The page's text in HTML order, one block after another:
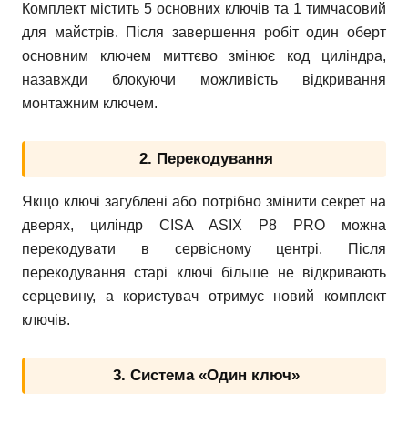
Комплект містить 5 основних ключів та 1 тимчасовий
для майстрів. Після завершення робіт один оберт
основним ключем миттєво змінює код циліндра,
назавжди блокуючи можливість відкривання
монтажним ключем.
2. Перекодування
Якщо ключі загублені або потрібно змінити секрет на
дверях, циліндр CISA ASIX P8 PRO можна
перекодувати в сервісному центрі. Після
перекодування старі ключі більше не відкривають
серцевину, а користувач отримує новий комплект
ключів.
3. Система «Один ключ»